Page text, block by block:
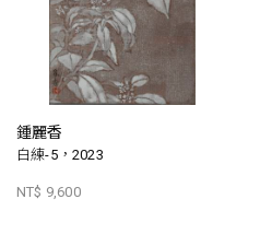
鍾麗香
白練-5，2023
NT$ 9,600